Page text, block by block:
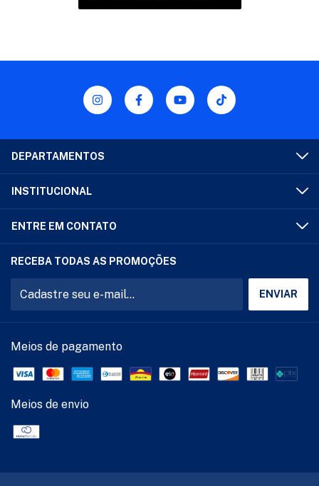
DEPARTAMENTOS
INSTITUCIONAL
ENTRE EM CONTATO
RECEBA TODAS AS PROMOÇÕES
Meios de pagamento
Meios de envio